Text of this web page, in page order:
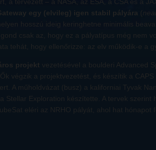
egy (elvileg) igen stabil pályára (
hosszú ideig keringhetne minimális
csak az, hogy ez a pályatípus még nem
tehát, hogy ellenőrizze: az elv működik-e a
projekt vezetésével a boulderi Advanced
végzik a projektvezetést, és készítik a
A műholdvázat (busz) a kaliforniai Tyvak
Stellar Exploration készítette. A tervek szerint
eléri az NRHO pályát, ahol hat hónapot